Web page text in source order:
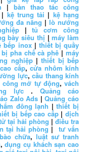
| bàn thao tác công
| kệ trung tải | kệ hạng
đa năng |lò nướng
|tủ cơm công
bày siêu thị |máy làm
bếp inox| thiết bị quầy
pha chế cà phê | máy
nghiệp|thiết bị bếp
cấp,cửa nhôm kính
lực, cầu thang kính
công mở tự động, vách
lực . Quảng cáo
Zalo Ads |Quảng cáo
đông lạnh |thiết bị
bị bếp cao cấp|dịch
tại hải phòng | điều tra
tại hải phòng | tư vấn
chữa, luật sư tranh
,dụng cụ khách sạn cao